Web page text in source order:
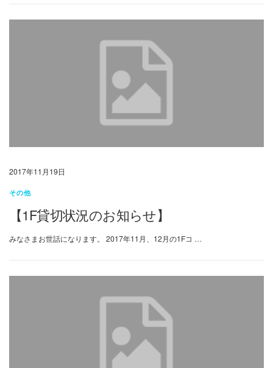
2017年11月19日
その他
【1F貸切状況のお知らせ】
みなさまお世話になります。 2017年11月、12月の1Fコ …